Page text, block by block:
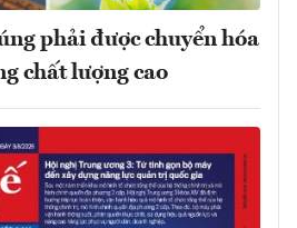
phải được chuyển hóa
chất lượng cao